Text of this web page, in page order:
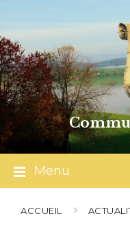
content
main
navigation
footer
Menu
ACCUEIL